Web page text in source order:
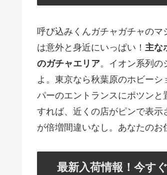
呼び込みくんガチャガチャの
は意外と身近にいっぱい！ 主な
のガチャエリア。イオン系列の
よ。東京なら秋葉原のホビー
パーのエントランスにポツン
すれば、近くの店がピンで表
が倍増間違いなし。あなたのお
最新入荷情報！今す